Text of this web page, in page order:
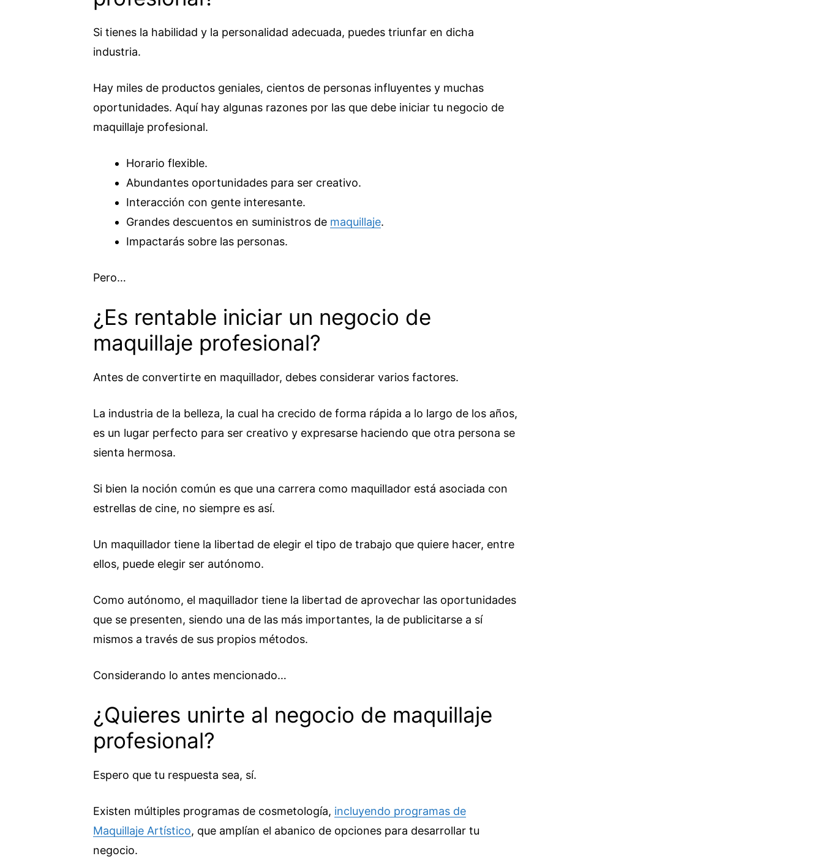
Si tienes la habilidad y la personalidad adecuada, puedes triunfar en dicha
industria.
Hay miles de productos geniales, cientos de personas influyentes y muchas
oportunidades. Aquí hay algunas razones por las que debe iniciar tu negocio de
maquillaje profesional.
Horario flexible.
Abundantes oportunidades para ser creativo.
Interacción con gente interesante.
Grandes descuentos en suministros de maquillaje.
Impactarás sobre las personas.
Pero…
¿Es rentable iniciar un negocio de
maquillaje profesional?
Antes de convertirte en maquillador, debes considerar varios factores.
La industria de la belleza, la cual ha crecido de forma rápida a lo largo de los años,
es un lugar perfecto para ser creativo y expresarse haciendo que otra persona se
sienta hermosa.
Si bien la noción común es que una carrera como maquillador está asociada con
estrellas de cine, no siempre es así.
Un maquillador tiene la libertad de elegir el tipo de trabajo que quiere hacer, entre
ellos, puede elegir ser autónomo.
Como autónomo, el maquillador tiene la libertad de aprovechar las oportunidades
que se presenten, siendo una de las más importantes, la de publicitarse a sí
mismos a través de sus propios métodos.
Considerando lo antes mencionado…
¿Quieres unirte al negocio de maquillaje
profesional?
Espero que tu respuesta sea, sí.
Existen múltiples programas de cosmetología, incluyendo programas de
Maquillaje Artístico, que amplían el abanico de opciones para desarrollar tu
negocio.